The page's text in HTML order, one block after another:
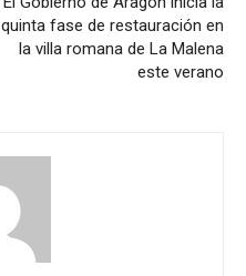
quinta fase de restauración en
la villa romana de La Malena
este verano